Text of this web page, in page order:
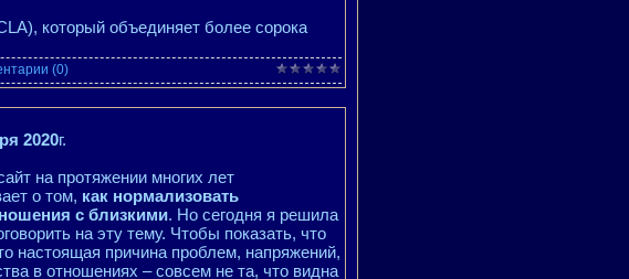
который объединяет более сорока
(0)
2020г.
на протяжении многих лет
о том, как нормализовать
с близкими. Но сегодня я решила
на эту тему. Чтобы показать, что
настоящая причина проблем, напряжений,
в отношениях – совсем не та, что видна